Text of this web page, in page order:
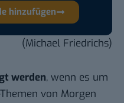
hinzufügen
(Michael Friedrichs)
werden, wenn es um
von Morgen